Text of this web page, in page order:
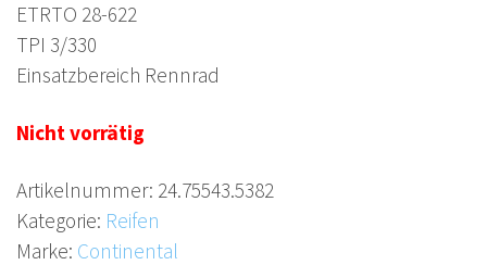
ETRTO 28-622
TPI 3/330
Einsatzbereich Rennrad
Nicht vorrätig
Artikelnummer: 24.75543.5382
Kategorie: Reifen
Marke: Continental